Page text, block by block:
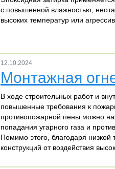
с повышенной влажностью,
высоких температур или
12.10.2024
Монтажная
В ходе строительных работ и
повышенные требования к
противопожарной пены можно
попадания угарного газа и
Помимо этого, благодаря
конструкций от воздействия